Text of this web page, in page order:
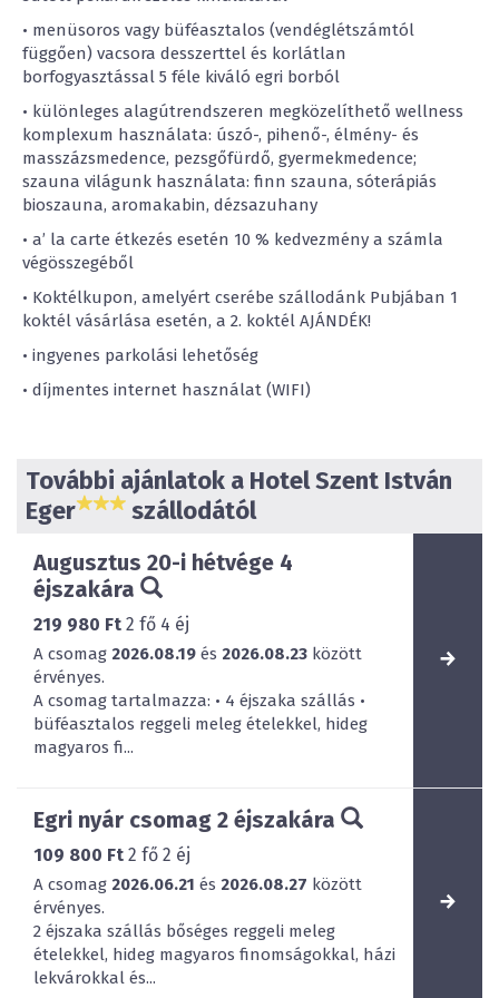
• menüsoros vagy büféasztalos (vendéglétszámtól
függően) vacsora desszerttel és korlátlan
borfogyasztással 5 féle kiváló egri borból
• különleges alagútrendszeren megközelíthető wellness
komplexum használata: úszó-, pihenő-, élmény- és
masszázsmedence, pezsgőfürdő, gyermekmedence;
szauna világunk használata: finn szauna, sóterápiás
bioszauna, aromakabin, dézsazuhany
• a’ la carte étkezés esetén 10 % kedvezmény a számla
végösszegéből
• Koktélkupon, amelyért cserébe szállodánk Pubjában 1
koktél vásárlása esetén, a 2. koktél AJÁNDÉK!
• ingyenes parkolási lehetőség
• díjmentes internet használat (WIFI)
További ajánlatok a Hotel Szent István
Eger
szállodától
Augusztus 20-i hétvége 4
éjszakára
219 980 Ft 2 fő 4 éj
A csomag 2026.08.19 és 2026.08.23 között
érvényes.
A csomag tartalmazza: • 4 éjszaka szállás •
büféasztalos reggeli meleg ételekkel, hideg
magyaros fi...
Egri nyár csomag 2 éjszakára
109 800 Ft 2 fő 2 éj
A csomag 2026.06.21 és 2026.08.27 között
érvényes.
2 éjszaka szállás bőséges reggeli meleg
ételekkel, hideg magyaros finomságokkal, házi
lekvárokkal és...